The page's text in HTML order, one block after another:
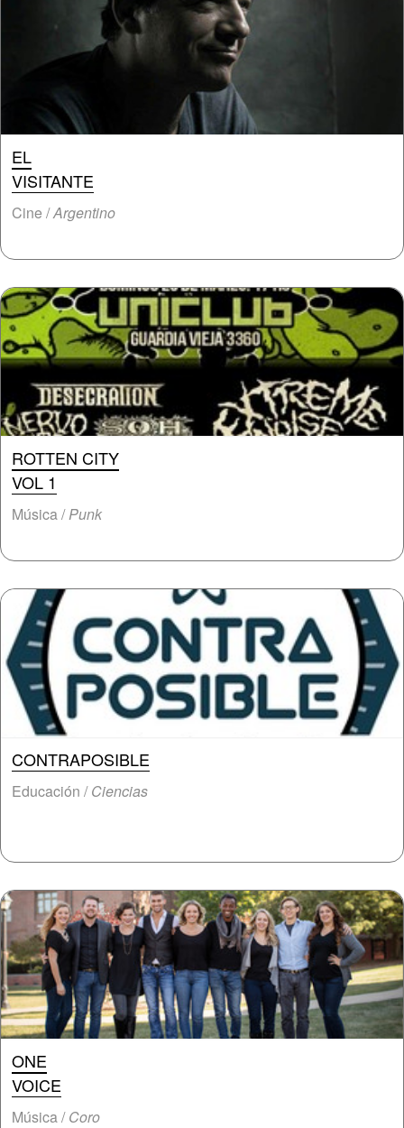
EL
VISITANTE
Cine /Argentino
ROTTEN CITY
VOL 1
Música /Punk
CONTRAPOSIBLE
Educación /Ciencias
ONE
VOICE
Música /Coro